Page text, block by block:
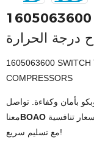
ضاغط هواء أطلس كوبكو 1605063600
درجة الحرارة
1605063600 SWITCH
COMPRESSORS
بأمان وكفاءة. تواصل
معناBOAO تنافسية
مع تسليم سريع!